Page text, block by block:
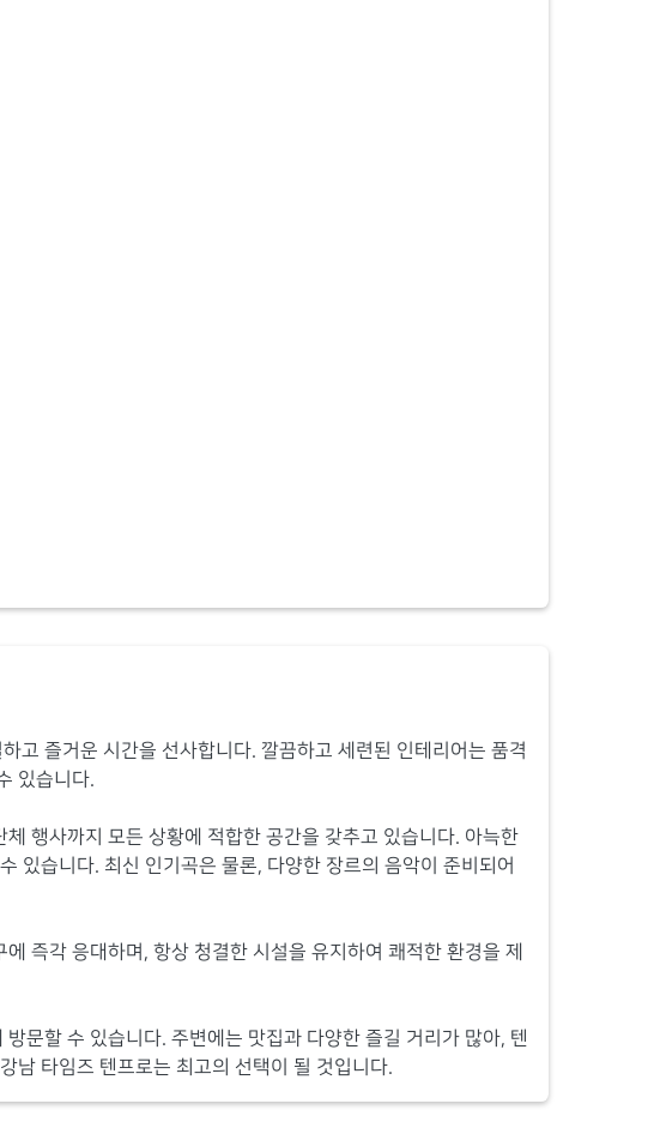
고 즐거운 시간을 선사합니다. 깔끔하고 세련된 인테리어는 품격
있습니다.
행사까지 모든 상황에 적합한 공간을 갖추고 있습니다. 아늑한
있습니다. 최신 인기곡은 물론, 다양한 장르의 음악이 준비되어
즉각 응대하며, 항상 청결한 시설을 유지하여 쾌적한 환경을 제
문할 수 있습니다. 주변에는 맛집과 다양한 즐길 거리가 많아, 텐
남 타임즈 텐프로는 최고의 선택이 될 것입니다.